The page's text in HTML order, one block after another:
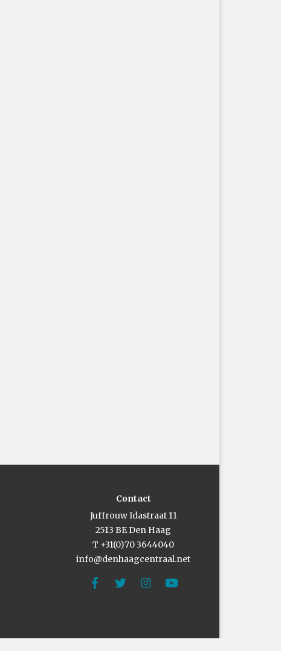
Contact
Juffrouw Idastraat 11
2513 BE Den Haag
T +31(0)70 3644040
info@denhaagcentraal.net